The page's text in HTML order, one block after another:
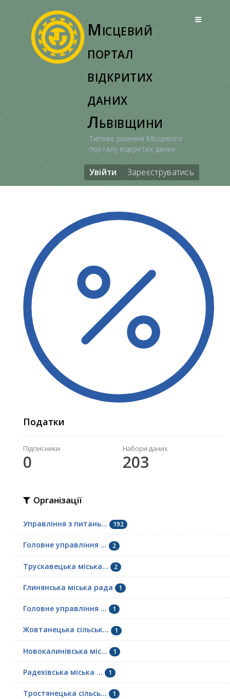
Місцевий
портал
відкритих
даних
Львівщини
Типове рішення Місцевого
порталу відкритих даних
Увійти Зареєструватись
Податки
Підписники
0
Набори даних
203
Організації
Управління з питань... 192
Головне управління ... 2
Трускавецька міська... 2
Глинянська міська рада 1
Головне управління ... 1
Жовтанецька сільськ... 1
Новокалинівська міс... 1
Радехівська міська ... 1
Тростянецька сільсь... 1